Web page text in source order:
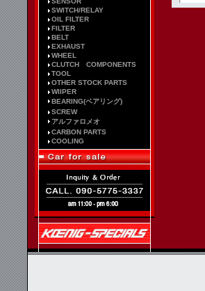
SWITCH/RELAY
OIL FILTER
FILTER
BELT
EXHAUST
WHEEL
CLUTCH COMPONENTS
TOOL
OTHER STOCK PARTS
WIIPER
BEARING(ベアリング)
SCREW
アルファロメオ
CARBON PARTS
COOLING